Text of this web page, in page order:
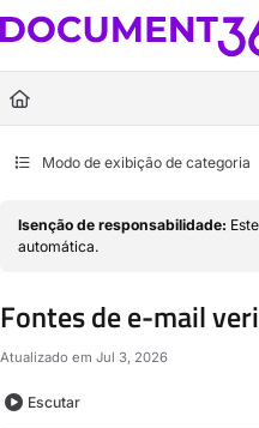
Documentation Index
Fetch the complete documentation
Use this file to discover all available
Modo de exibição de categoria
Isenção de responsabilidade:
automática.
Fontes de e-mail
Atualizado em Jul 3, 2026
Escutar